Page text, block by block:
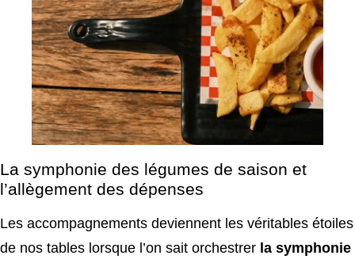
La symphonie des légumes de saison et
l’allègement des dépenses
Les accompagnements deviennent les véritables étoiles
de nos tables lorsque l’on sait orchestrer la symphonie